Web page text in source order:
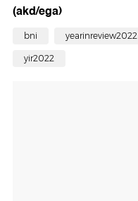
(akd/ega)
bni yearinreview2022
yir2022